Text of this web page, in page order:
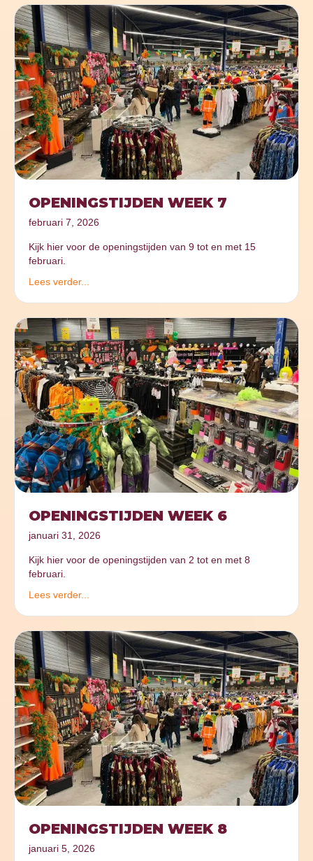
OPENINGSTIJDEN WEEK 7
februari 7, 2026
Kijk hier voor de openingstijden van 9 tot en met 15
februari.
Lees verder...
OPENINGSTIJDEN WEEK 6
januari 31, 2026
Kijk hier voor de openingstijden van 2 tot en met 8
februari.
Lees verder...
OPENINGSTIJDEN WEEK 8
januari 5, 2026